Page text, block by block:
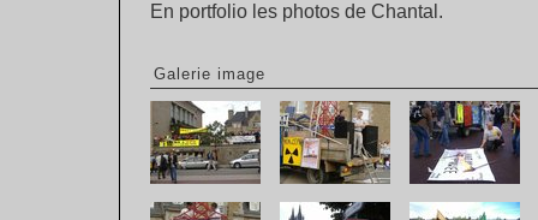
En portfolio les photos de Chantal.
Galerie image